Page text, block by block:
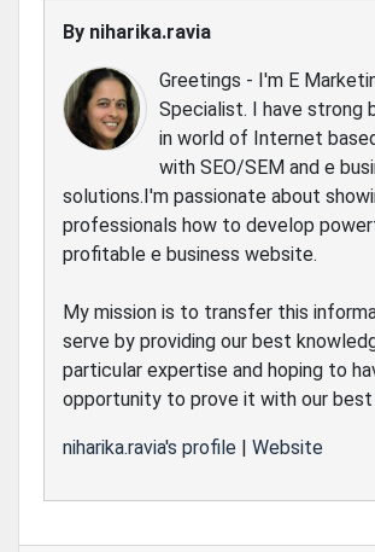
By niharika.ravia
Greetings - I'm E
Specialist. I have strong
in world of Internet
with SEO/SEM and e
solutions.I'm passionate about
professionals how to develop
profitable e business website.
My mission is to transfer this
serve by providing our best
particular expertise and hoping to
opportunity to prove it with our best
niharika.ravia's profile | Website